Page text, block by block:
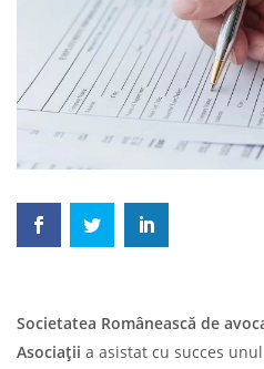
Societatea Românească de
Asociații a asistat cu succes